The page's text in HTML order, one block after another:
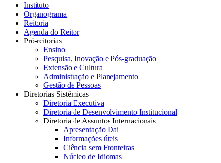
Instituto
Organograma
Reitoria
Agenda do Reitor
Pró-reitorias
Ensino
Pesquisa, Inovação e Pós-graduação
Extensão e Cultura
Administração e Planejamento
Gestão de Pessoas
Diretorias Sistêmicas
Diretoria Executiva
Diretoria de Desenvolvimento Institucional
Diretoria de Assuntos Internacionais
Apresentação Dai
Informações úteis
Ciência sem Fronteiras
Núcleo de Idiomas